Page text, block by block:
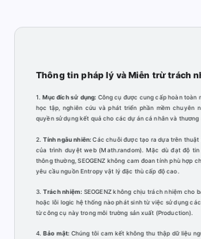
Thông tin pháp lý và Miễn trừ trách
1. Mục đích sử dụng: Công cụ được cung cấp hoàn toàn
học tập, nghiên cứu và phát triển phần mềm chuyên
quyền sử dụng kết quả cho các dự án cá nhân và thương
2. Tính ngẫu nhiên: Các chuỗi được tạo ra dựa trên
của trình duyệt web (Math.random). Mặc dù đạt độ
thông thường, SEOGENZ không cam đoan tính phù hợp
yêu cầu nguồn Entropy vật lý đặc thù cấp độ cao.
3. Trách nhiệm: SEOGENZ không chịu trách nhiệm cho
hoặc lỗi logic hệ thống nào phát sinh từ việc sử dụng
từ công cụ này trong môi trường sản xuất (Production).
4. Bảo mật: Chúng tôi cam kết không thu thập dữ liệu